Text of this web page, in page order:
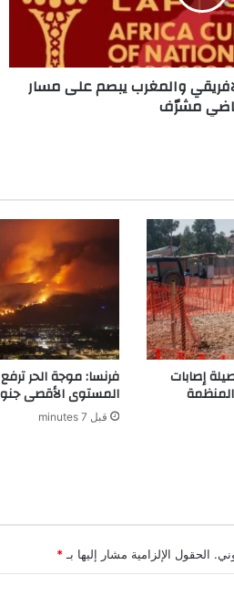
والمغرب يبصم على مسار
مشرّف
إصابات
حالة والمنظمة
فرنسا: موجة الحر
المستوى الأقصى
قبل 7 minutes
الحقول الإلزامية مشار إليها بـ *